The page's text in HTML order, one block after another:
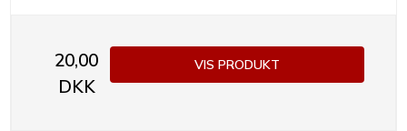
20,00
DKK
VIS PRODUKT